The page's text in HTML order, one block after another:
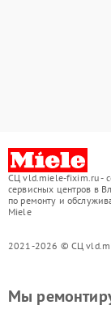
СЦ vld.miele-fixim.ru -
сервисных центров в
по ремонту и
Miele
2021-2026 © СЦ
Мы